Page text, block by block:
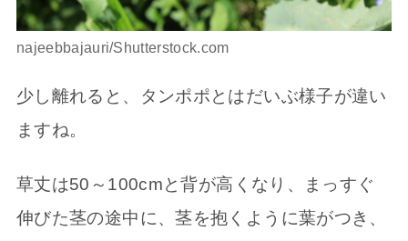
najeebbajauri/Shutterstock.com
少し離れると、タンポポとはだいぶ様子が違い
ますね。
草丈は50～100cmと背が高くなり、まっすぐ
伸びた茎の途中に、茎を抱くように葉がつき、